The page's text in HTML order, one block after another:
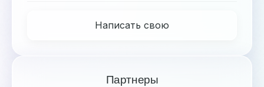
Написать свою
Партнеры